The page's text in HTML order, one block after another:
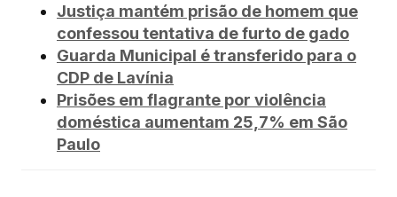
Justiça mantém prisão de homem que
confessou tentativa de furto de gado
Guarda Municipal é transferido para o
CDP de Lavínia
Prisões em flagrante por violência
doméstica aumentam 25,7% em São
Paulo